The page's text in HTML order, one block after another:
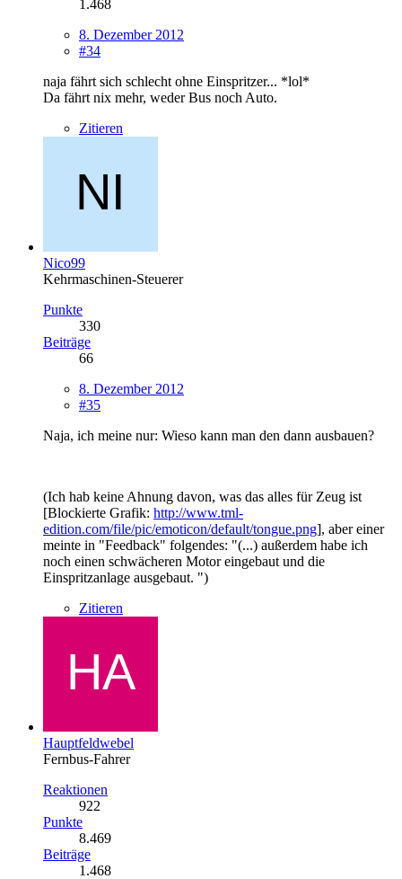
1.468
8. Dezember 2012
#34
naja fährt sich schlecht ohne Einspritzer... *lol*
Da fährt nix mehr, weder Bus noch Auto.
Zitieren
Nico99
Kehrmaschinen-Steuerer
Punkte
330
Beiträge
66
8. Dezember 2012
#35
Naja, ich meine nur: Wieso kann man den dann ausbauen?
(Ich hab keine Ahnung davon, was das alles für Zeug ist
[Blockierte Grafik: http://www.tml-
edition.com/file/pic/emoticon/default/tongue.png], aber einer
meinte in "Feedback" folgendes: "(...) außerdem habe ich
noch einen schwächeren Motor eingebaut und die
Einspritzanlage ausgebaut. ")
Zitieren
Hauptfeldwebel
Fernbus-Fahrer
Reaktionen
922
Punkte
8.469
Beiträge
1.468